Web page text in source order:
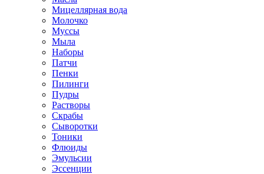
Мицеллярная вода
Молочко
Муссы
Мыла
Наборы
Патчи
Пенки
Пилинги
Пудры
Растворы
Скрабы
Сыворотки
Тоники
Флюиды
Эмульсии
Эссенции